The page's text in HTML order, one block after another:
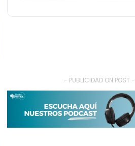
- PUBLICIDAD ON POST -